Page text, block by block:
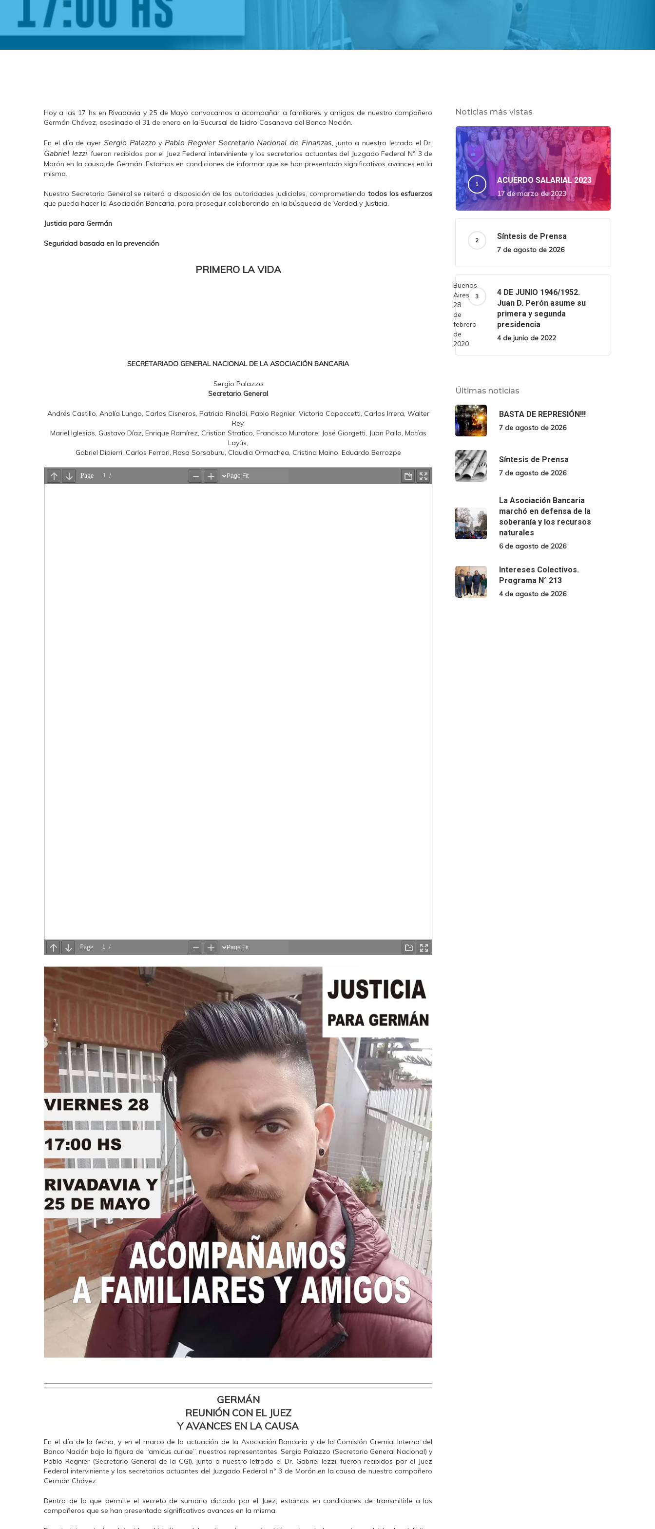
Hoy a las 17 hs en Rivadavia y 25 de Mayo convocamos a acompañar a familiares y amigos de nuestro compañero
Germán Chávez, asesinado el 31 de enero en la Sucursal de Isidro Casanova del Banco Nación.
En el día de ayer Sergio Palazzoy Pablo Regnier Secretario Nacional de Finanzas, junto a nuestro letrado el Dr.
Gabriel Iezzi, fueron recibidos por el Juez Federal interviniente y los secretarios actuantes del Juzgado Federal N° 3 de
Morón en la causa de Germán. Estamos en condiciones de informar que se han presentado significativos avances en la
misma.
Nuestro Secretario General se reiteró a disposición de las autoridades judiciales, comprometiendo todos los esfuerzos
que pueda hacer la Asociación Bancaria, para proseguir colaborando en la búsqueda de Verdad y Justicia.
Justicia para Germán
Seguridad basada en la prevención
PRIMERO LA VIDA
Buenos
Aires,
28
de
febrero
de
2020
SECRETARIADO GENERAL NACIONAL DE LA ASOCIACIÓN BANCARIA
Sergio Palazzo
Secretario General
Andrés Castillo, Analía Lungo, Carlos Cisneros, Patricia Rinaldi, Pablo Regnier, Victoria Capoccetti, Carlos Irrera, Walter
Rey,
Mariel Iglesias, Gustavo Díaz, Enrique Ramírez, Cristian Stratico, Francisco Muratore, José Giorgetti, Juan Pallo, Matías
Layús,
Gabriel Dipierri, Carlos Ferrari, Rosa Sorsaburu, Claudia Ormachea, Cristina Maino, Eduardo Berrozpe
GERMÁN
REUNIÓN CON EL JUEZ
Y AVANCES EN LA CAUSA
En el día de la fecha, y en el marco de la actuación de la Asociación Bancaria y de la Comisión Gremial Interna del
Banco Nación bajo la figura de “amicus curiae”, nuestros representantes, Sergio Palazzo (Secretario General Nacional) y
Pablo Regnier (Secretario General de la CGI), junto a nuestro letrado el Dr. Gabriel Iezzi, fueron recibidos por el Juez
Federal interviniente y los secretarios actuantes del Juzgado Federal n° 3 de Morón en la causa de nuestro compañero
Germán Chávez.
Dentro de lo que permite el secreto de sumario dictado por el Juez, estamos en condiciones de transmitirle a los
compañeros que se han presentado significativos avances en la misma.
Noticias más vistas
ACUERDO SALARIAL 2023
17 de marzo de 2023
Síntesis de Prensa
7 de agosto de 2026
4 DE JUNIO 1946/1952.
Juan D. Perón asume su
primera y segunda
presidencia
4 de junio de 2022
Últimas noticias
BASTA DE REPRESIÓN!!!
7 de agosto de 2026
Síntesis de Prensa
7 de agosto de 2026
La Asociación Bancaria
marchó en defensa de la
soberanía y los recursos
naturales
6 de agosto de 2026
Intereses Colectivos.
Programa N° 213
4 de agosto de 2026